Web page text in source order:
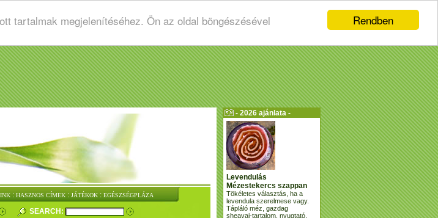
Rendben
tartalmak megjelenítéséhez. Ön az oldal böngészésével
: HASZNOS CÍMEK : JÁTÉKOK : EGÉSZSÉGPLÁZA
SEARCH:
- 2026 ajánlata -
Levendulás
Mézestekercs szappan
Tökéletes választás, ha a
levendula szerelmese vagy.
Tápláló méz, gazdag
sheavaj-tartalom, nyugtató,